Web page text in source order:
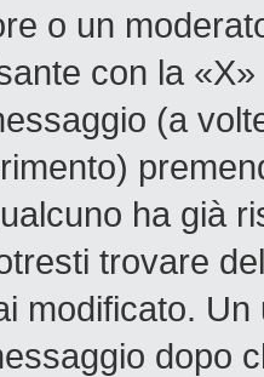
o un
con la
(a
ha già
trovare
modificato.
dopo